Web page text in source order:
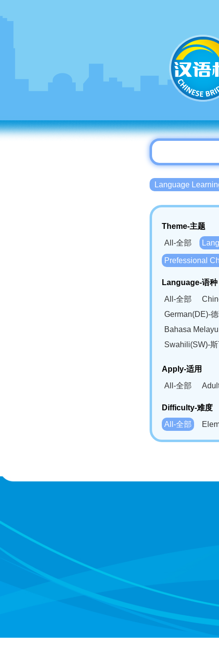
Language
Theme-主题
All-全部
Prefessional
Language-语种
All-全部
German(DE)-
Bahasa
Swahili(SW)-
Apply-适用
All-全部
Difficulty-难度
All-全部